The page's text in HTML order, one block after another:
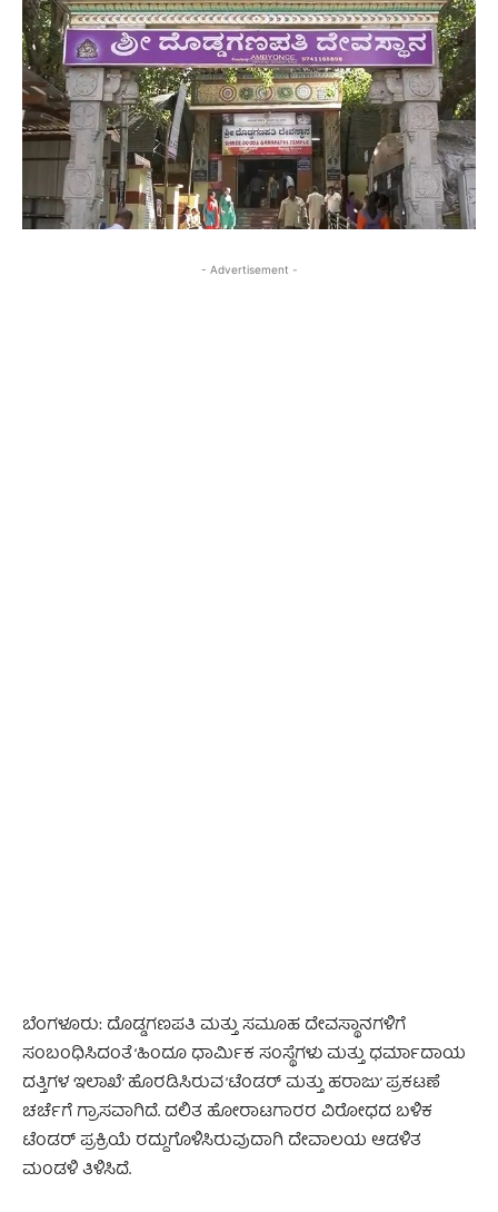
- Advertisement -
ಬೆಂಗಳೂರು: ದೊಡ್ಡಗಣಪತಿ ಮತ್ತು ಸಮೂಹ ದೇವಸ್ಥಾನಗಳಿಗೆ
ಸಂಬಂಧಿಸಿದಂತೆ ‘ಹಿಂದೂ ಧಾರ್ಮಿಕ ಸಂಸ್ಥೆಗಳು ಮತ್ತು ಧರ್ಮಾದಾಯ
ದತ್ತಿಗಳ ಇಲಾಖೆ’ ಹೊರಡಿಸಿರುವ ‘ಟೆಂಡರ್‌ ಮತ್ತು ಹರಾಜು’ ಪ್ರಕಟಣೆ
ಚರ್ಚೆಗೆ ಗ್ರಾಸವಾಗಿದೆ. ದಲಿತ ಹೋರಾಟಗಾರರ ವಿರೋಧದ ಬಳಿಕ
ಟೆಂಡರ್‌‌ ಪ್ರಕ್ರಿಯೆ ರದ್ದುಗೊಳಿಸಿರುವುದಾಗಿ ದೇವಾಲಯ ಆಡಳಿತ
ಮಂಡಳಿ ತಿಳಿಸಿದೆ.